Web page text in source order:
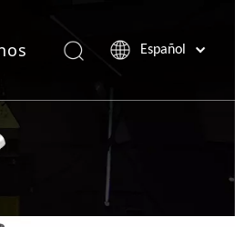
Español
Pусский